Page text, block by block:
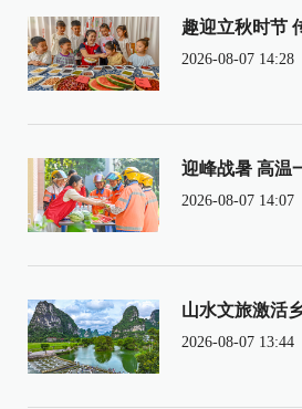
趣迎立秋时节
2026-08-07 14:28
迎峰战暑 高温
2026-08-07 14:07
山水文旅激活
2026-08-07 13:44